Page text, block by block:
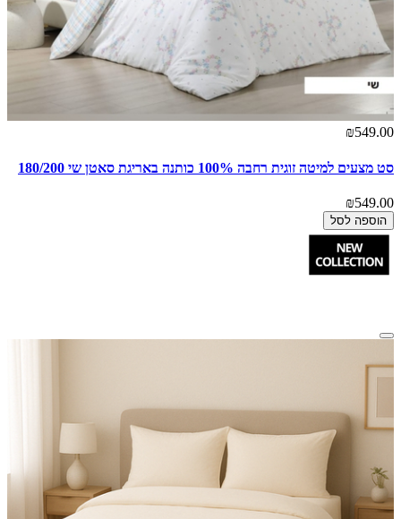
₪549.00
סט מצעים למיטה זוגית רחבה 100% כותנה באריגת סאטן שי 180/200
₪549.00
הוספה לסל